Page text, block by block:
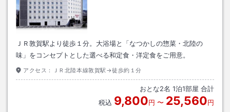
ＪＲ敦賀駅より徒歩１分。大浴場と「なつかしの惣菜・北陸の
味」をコンセプトとした選べる和定食・洋定食をご用意。
アクセス： ＪＲ北陸本線敦賀駅→徒歩約１分
おとな2名 1泊1部屋 合計
税込 9,800円 〜 25,560円